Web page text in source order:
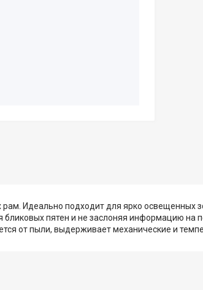
Идеально подходит для ярко освещенных
пятен и не заслоняя информацию на
от пыли, выдерживает механические и